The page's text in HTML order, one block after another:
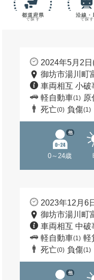
都道府県
で探す
沿線・
で探す
2024年5月2
御坊市湯川町
車両相互 小破
軽自動車(1) 原
死亡(0) 負傷(1)
0～24歳
他
2023年12月6
御坊市湯川町
車両相互 中破
軽自動車(1) 軽
死亡(0) 負傷(1)
他